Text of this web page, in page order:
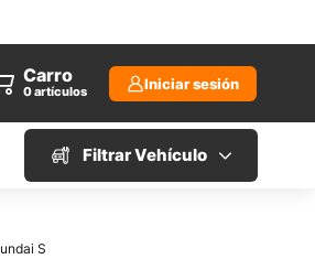
Carro
0artículos Iniciar sesión
Filtrar Vehículo
S